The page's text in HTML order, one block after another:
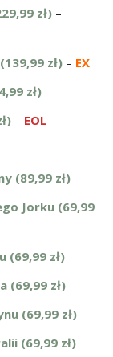
zł) –
zł) – EX
zł)
– EOL
(89,99 zł)
Jorku (69,99
(69,99 zł)
(69,99 zł)
(69,99 zł)
(69,99 zł)